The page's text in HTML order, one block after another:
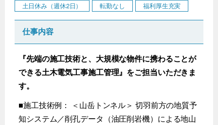
土日休み（週休2日） 転勤なし 福利厚生充実
仕事内容
『先端の施工技術と、大規模な物件に携わることが
できる土木電気工事施工管理』をご担当いただきま
す。
■施工技術例： ＜山岳トンネル＞ 切羽前方の地質予
知システム／削孔データ（油圧削岩機）による地山